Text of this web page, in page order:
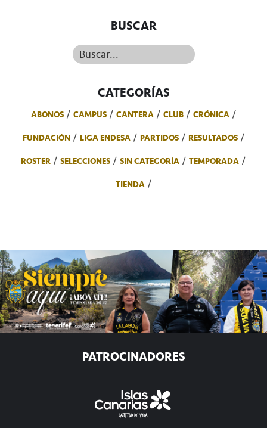
BUSCAR
Buscar...
CATEGORÍAS
ABONOS CAMPUS CANTERA CLUB
CRÓNICA
FUNDACIÓN
LIGA ENDESA PARTIDOS
RESULTADOS
ROSTER
SELECCIONES SIN CATEGORÍA
TEMPORADA
TIENDA
PATROCINADORES